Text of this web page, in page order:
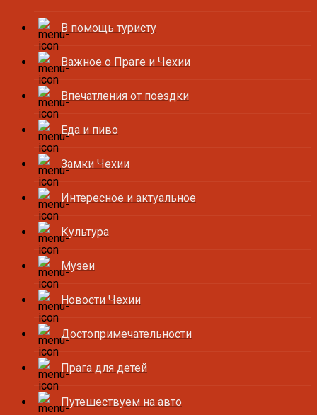
В помощь туристу
Важное о Праге и Чехии
Впечатления от поездки
Еда и пиво
Замки Чехии
Интересное и актуальное
Культура
Музеи
Новости Чехии
Достопримечательности
Прага для детей
Путешествуем на авто